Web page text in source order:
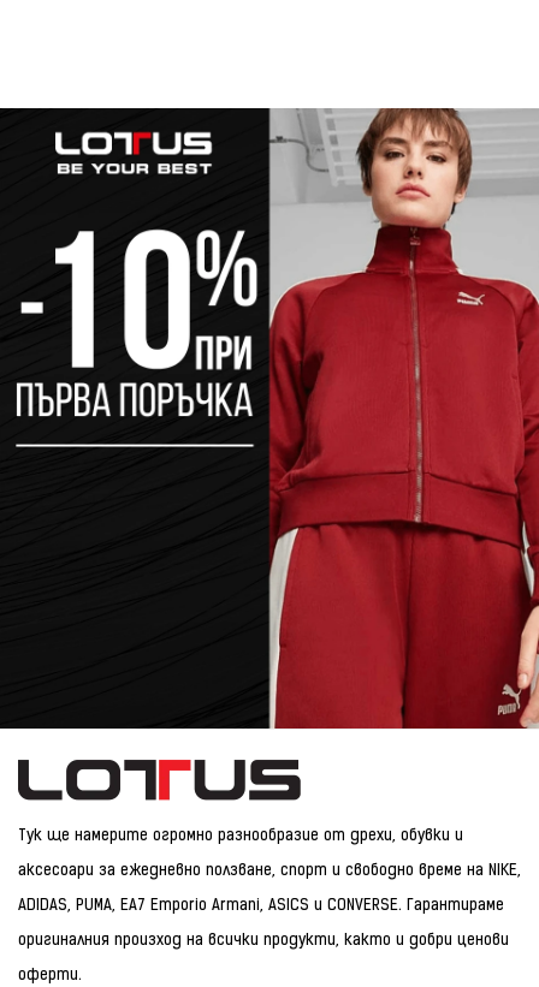
Тук ще намерите огромно разнообразие от дрехи, обувки и
аксесоари за ежедневно ползване, спорт и свободно време на NIKE,
ADIDAS, PUMA, EA7 Emporio Armani, ASICS и CONVERSE. Гарантираме
оригиналния произход на всички продукти, както и добри ценови
оферти.